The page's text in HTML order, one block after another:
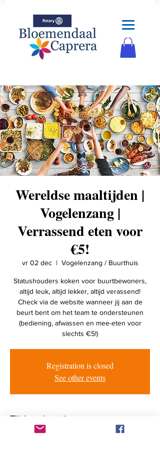
Wereldse maaltijden |
Vogelenzang |
Verrassend eten voor
€5!
vr 02 dec
  |
Vogelenzang / Buurthuis
Statushouders koken voor buurtbewoners,
altijd leuk, altijd lekker, altijd verassend!
Check via de website wanneer jij aan de
beurt bent om het team te ondersteunen
(bediening, afwassen en mee-eten voor
slechts €5!)
Registration is closed
See other events
Tijd en locatie